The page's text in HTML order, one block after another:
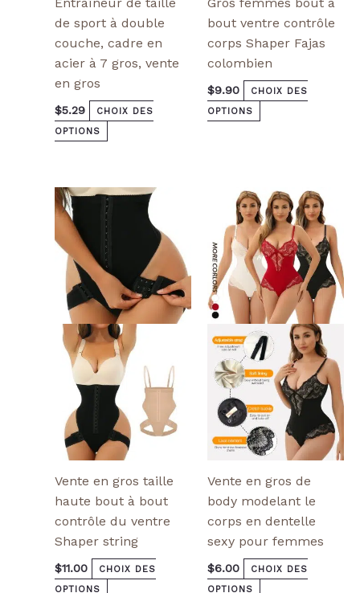
de sport à double
couche, cadre en
acier à 7 gros, vente
en gros
$5.29
CHOIX DES
OPTIONS
bout ventre contrôle
corps Shaper Fajas
colombien
$9.90
CHOIX DES
OPTIONS
Vente en gros taille
haute bout à bout
contrôle du ventre
Shaper string
$11.00
CHOIX DES
OPTIONS
Ce
produit
a
plusieurs
variantes.
Les
options
peuvent
être
choisies
sur
la
page
de
produit
Vente en gros de
body modelant le
corps en dentelle
sexy pour femmes
$6.00
CHOIX DES
OPTIONS
Ce
produit
a
plusieurs
variantes.
Les
options
peuvent
être
choisies
sur
la
page
de
produit